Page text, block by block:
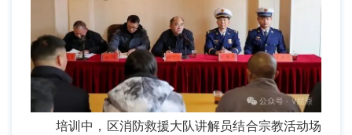
培训中，区消防救援大队讲解员结合宗教活动场